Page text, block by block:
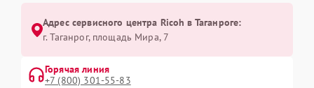
Адрес сервисного центра Ricoh в Таганроге:
г. Таганрог, площадь Мира, 7
Горячая линия
+7 (800) 301-55-83